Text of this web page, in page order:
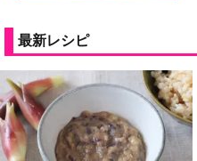
最新レシピ